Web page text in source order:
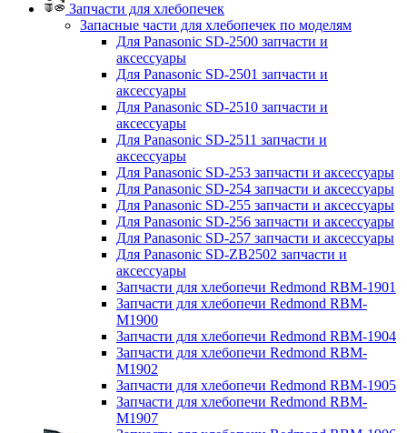
Запчасти для хлебопечек
Запасные части для хлебопечек по моделям
Для Panasonic SD-2500 запчасти и
аксессуары
Для Panasonic SD-2501 запчасти и
аксессуары
Для Panasonic SD-2510 запчасти и
аксессуары
Для Panasonic SD-2511 запчасти и
аксессуары
Для Panasonic SD-253 запчасти и аксессуары
Для Panasonic SD-254 запчасти и аксессуары
Для Panasonic SD-255 запчасти и аксессуары
Для Panasonic SD-256 запчасти и аксессуары
Для Panasonic SD-257 запчасти и аксессуары
Для Panasonic SD-ZB2502 запчасти и
аксессуары
Запчасти для хлебопечи Redmond RBM-1901
Запчасти для хлебопечи Redmond RBM-
M1900
Запчасти для хлебопечи Redmond RBM-1904
Запчасти для хлебопечи Redmond RBM-
M1902
Запчасти для хлебопечи Redmond RBM-1905
Запчасти для хлебопечи Redmond RBM-
M1907